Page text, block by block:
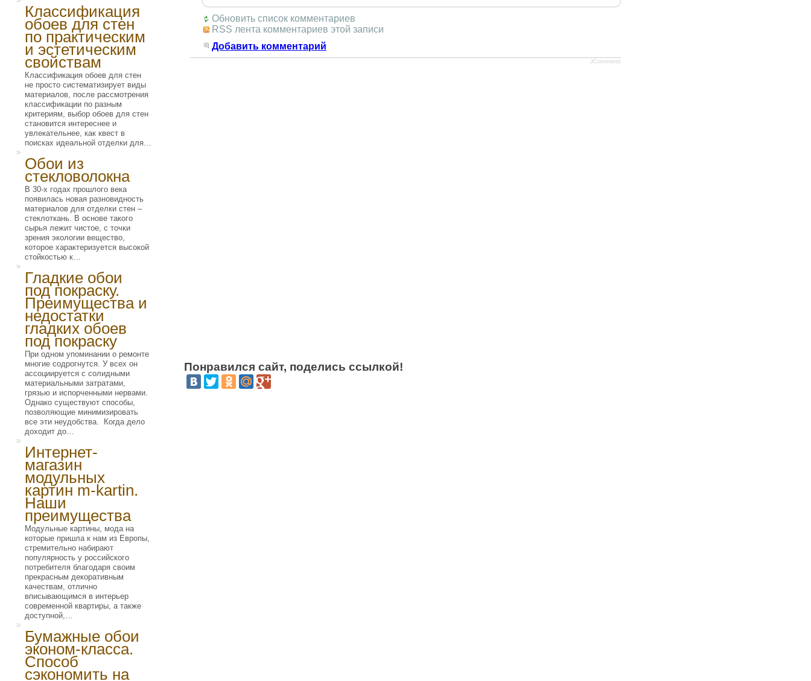
Классификация
обоев для стен
по практическим
и эстетическим
свойствам
Классификация обоев для стен
не просто систематизирует виды
материалов, после рассмотрения
классификации по разным
критериям, выбор обоев для стен
становится интереснее и
увлекательнее, как квест в
поисках идеальной отделки для…
Обои из
стекловолокна
В 30-х годах прошлого века
появилась новая разновидность
материалов для отделки стен –
стеклоткань. В основе такого
сырья лежит чистое, с точки
зрения экологии вещество,
которое характеризуется высокой
стойкостью к…
Гладкие обои
под покраску.
Преимущества и
недостатки
гладких обоев
под покраску
При одном упоминании о ремонте
многие содрогнутся. У всех он
ассоциируется с солидными
материальными затратами,
грязью и испорченными нервами.
Однако существуют способы,
позволяющие минимизировать
все эти неудобства. Когда дело
доходит до…
Интернет-
магазин
модульных
картин m-kartin.
Наши
преимущества
Модульные картины, мода на
которые пришла к нам из Европы,
стремительно набирают
популярность у российского
потребителя благодаря своим
прекрасным декоративным
качествам, отлично
вписывающимся в интерьер
современной квартиры, а также
доступной,…
Бумажные обои
эконом-класса.
Способ
сэкономить на
Обновить список комментариев
RSS лента комментариев этой записи
Добавить комментарий
JComments
Понравился сайт, поделись ссылкой!